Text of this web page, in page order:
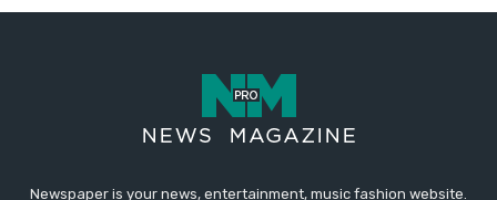
Newspaper is your news, entertainment, music fashion website.